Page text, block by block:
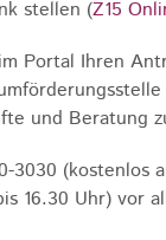
stellen (Z15
Portal Ihren
und Beratung
(kostenlos
16.30 Uhr) vor